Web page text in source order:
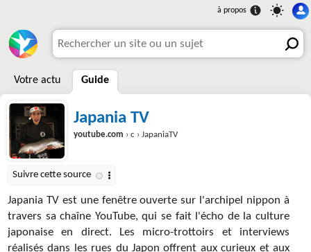
Votre actu Guide
Japania TV
youtube.com › c › JapaniaTV
Japania TV est une fenêtre ouverte sur l'archipel nippon à
travers sa chaîne YouTube, qui se fait l'écho de la culture
japonaise en direct. Les micro-trottoirs et interviews
réalisés dans les rues du Japon offrent aux curieux et aux